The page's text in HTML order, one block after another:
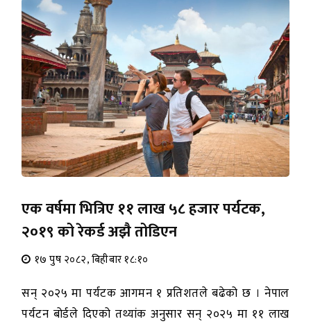
एक वर्षमा भित्रिए ११ लाख ५८ हजार पर्यटक,
२०१९ को रेकर्ड अझै तोडिएन
१७ पुष २०८२, बिहीबार १८:१०
सन् २०२५ मा पर्यटक आगमन १ प्रतिशतले बढेको छ । नेपाल
पर्यटन बोर्डले दिएको तथ्यांक अनुसार सन् २०२५ मा ११ लाख